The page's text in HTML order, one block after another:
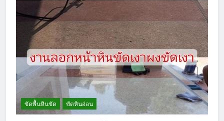
ขัดพื้นหินขัด ขัดหินอ่อน